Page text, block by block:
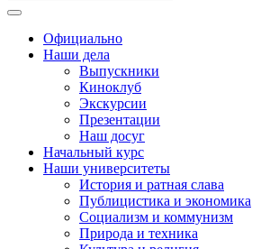
Официально
Наши дела
Выпускники
Киноклуб
Экскурсии
Презентации
Наш досуг
Начальный курс
Наши университеты
История и ратная слава
Публицистика и экономика
Социализм и коммунизм
Природа и техника